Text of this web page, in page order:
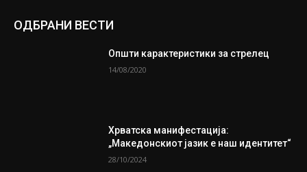
ОДБРАНИ ВЕСТИ
Општи карактеристики за стрелец
14/08/2020
Хрватска манифестација:
„Македонскиот јазик е наш идентитет“
28/10/2024